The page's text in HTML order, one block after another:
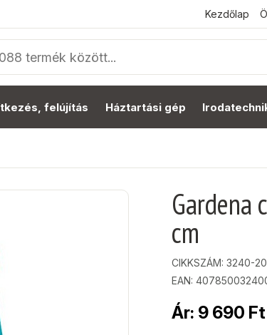
Kezdőlap
felújítás Háztartási gép
Gardena
cm
CIKKSZÁM: 3240-20
EAN:
Ár: 9 690 Ft